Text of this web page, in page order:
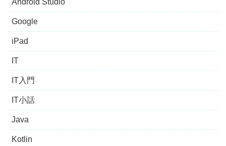
Google
iPad
IT
IT入門
IT小話
Java
Kotlin